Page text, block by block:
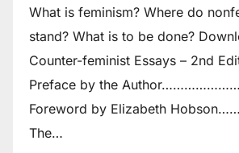
What is feminism? Where do
stand? What is to be done?
Counter-feminist Essays – 2nd
Preface by the
Foreword by Elizabeth
The…